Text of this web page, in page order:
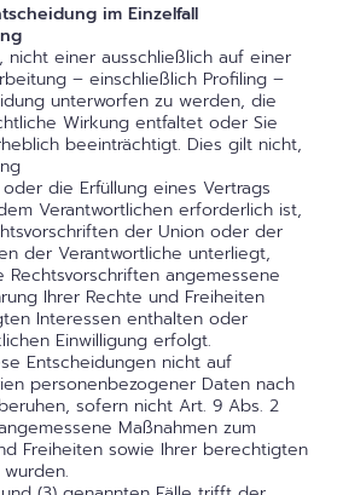
im Einzelfall
nicht einer ausschließlich auf einer
– einschließlich Profiling –
unterworfen zu werden, die
Wirkung entfaltet oder Sie
beeinträchtigt. Dies gilt nicht,
die Erfüllung eines Vertrags
Verantwortlichen erforderlich ist,
der Union oder der
der Verantwortliche unterliegt,
Rechtsvorschriften angemessene
Ihrer Rechte und Freiheiten
Interessen enthalten oder
Einwilligung erfolgt.
Entscheidungen nicht auf
personenbezogener Daten nach
sofern nicht Art. 9 Abs. 2
Maßnahmen zum
Freiheiten sowie Ihrer berechtigten